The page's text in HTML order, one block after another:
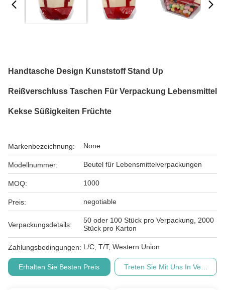
Handtasche Design Kunststoff Stand Up
Reißverschluss Taschen Für Verpackung Lebensmittel
Kekse Süßigkeiten Früchte
Markenbezeichnung: None
Modellnummer: Beutel für Lebensmittelverpackungen
MOQ: 1000
Preis: negotiable
Verpackungsdetails:
50 oder 100 Stück pro Verpackung, 2000
Stück pro Karton
Zahlungsbedingungen: L/C, T/T, Western Union
Erhalten Sie Besten Preis Treten Sie Mit Uns In